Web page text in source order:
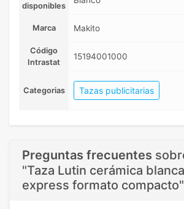
disponibles
Marca Makito
Código
Intrastat
15194001000
Categorias Tazas publicitarias
Preguntas frecuentes
"Taza Lutin cerámica
express formato compacto"